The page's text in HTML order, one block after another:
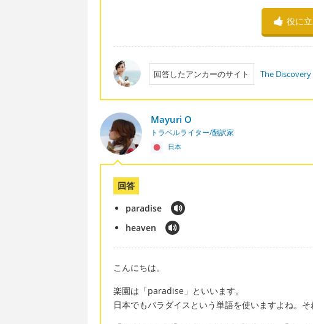
役に
回答したアンカーのサイト The
Mayuri O
トラベルライター/翻訳家
日本
回答
paradise
heaven
こんにちは。
楽園は「paradise」といいます。
日本でもパラダイスという単語を使いますよね。そ